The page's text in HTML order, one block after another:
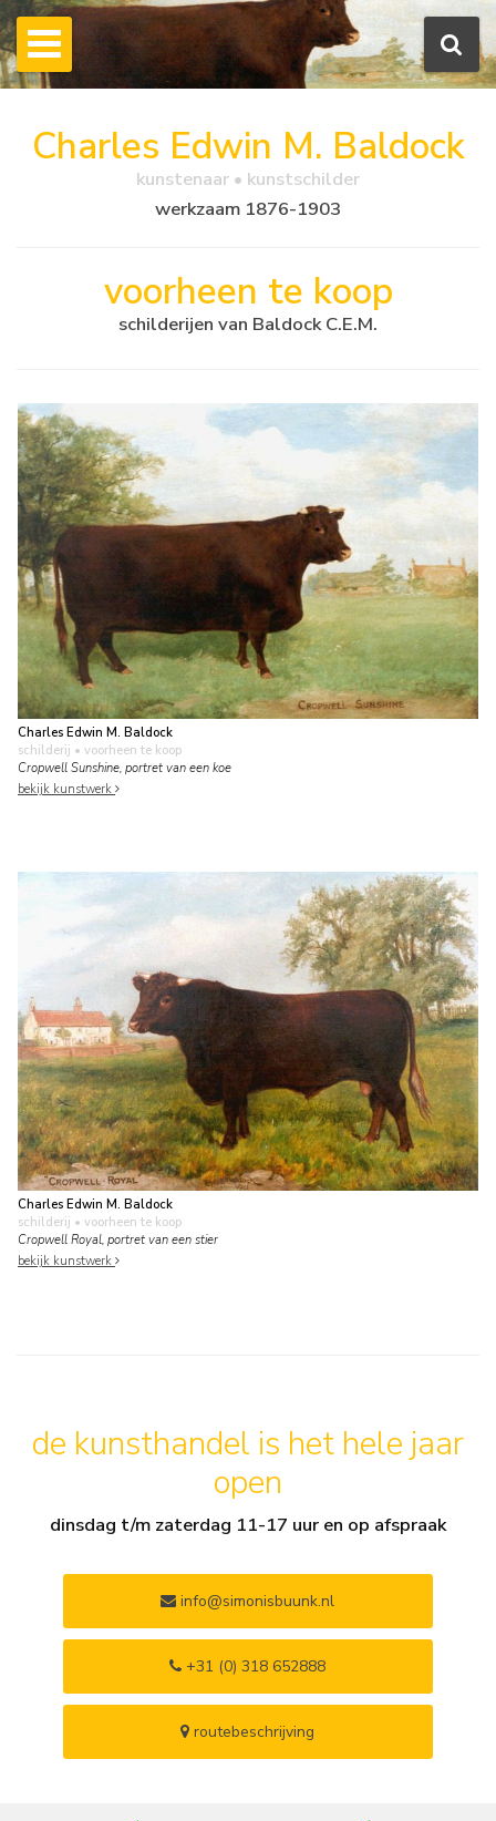
Charles Edwin M. Baldock
kunstenaar • kunstschilder
werkzaam 1876-1903
voorheen te koop
schilderijen van Baldock C.E.M.
Charles Edwin M. Baldock
schilderij • voorheen te koop
Cropwell Sunshine, portret van een koe
bekijk kunstwerk
Charles Edwin M. Baldock
schilderij • voorheen te koop
Cropwell Royal, portret van een stier
bekijk kunstwerk
de kunsthandel is het hele jaar
open
dinsdag t/m zaterdag 11-17 uur en op afspraak
info@simonisbuunk.nl
+31 (0) 318 652888
routebeschrijving